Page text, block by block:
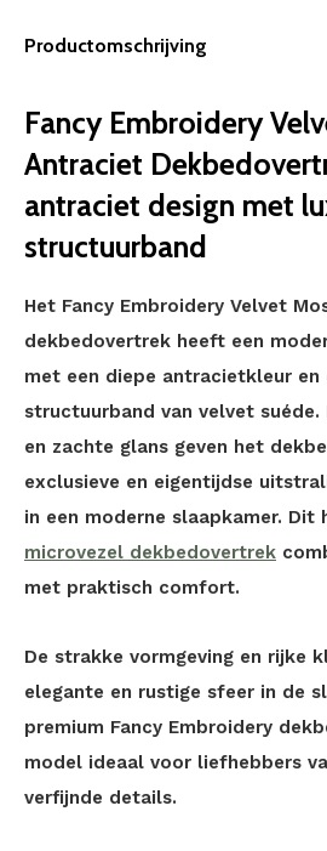
Productomschrijving
Fancy Embroidery
Antraciet
antraciet design met
structuurband
Het Fancy Embroidery Velvet
dekbedovertrek heeft een
met een diepe antracietkleur en
structuurband van velvet
en zachte glans geven het
exclusieve en eigentijdse
in een moderne slaapkamer. Dit
microvezel dekbedovertrek
met praktisch comfort.
De strakke vormgeving en rijke
elegante en rustige sfeer in de
premium Fancy Embroidery
model ideaal voor liefhebbers
verfijnde details.